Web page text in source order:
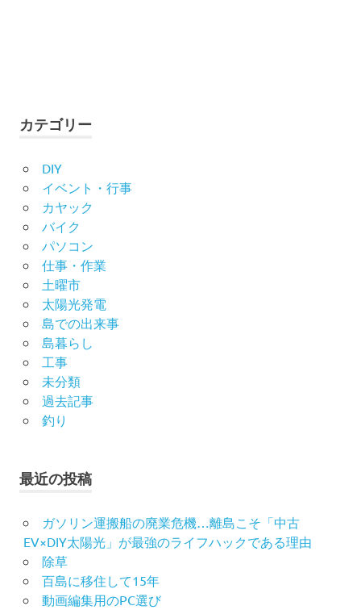
カテゴリー
DIY
イベント・行事
カヤック
バイク
パソコン
仕事・作業
土曜市
太陽光発電
島での出来事
島暮らし
工事
未分類
過去記事
釣り
最近の投稿
ガソリン運搬船の廃業危機…離島こそ「中古
EV×DIY太陽光」が最強のライフハックである理由
除草
百島に移住して15年
動画編集用のPC選び